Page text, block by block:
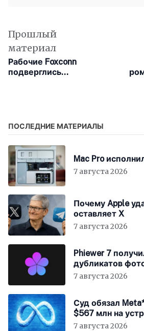
Прошлый
материал
Рабочие Foxconn
подверглись
ПОСЛЕДНИЕ МАТЕРИАЛЫ
Mac Pro
7 августа 2026
Почему Apple
оставляет X
7 августа 2026
Phiewer 7
дубликатов
7 августа 2026
Суд обязал
$567 млн на
соцсетей
7 августа 2026